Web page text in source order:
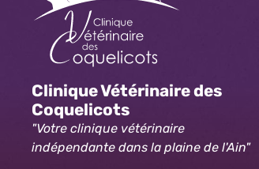
Clinique Vétérinaire des
Coquelicots
"Votre clinique vétérinaire
indépendante dans la plaine de l'Ain"